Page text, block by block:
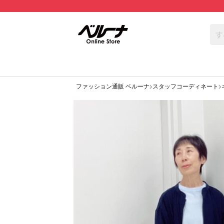
ファッション通販 ベルーナ スタッフコーディネート